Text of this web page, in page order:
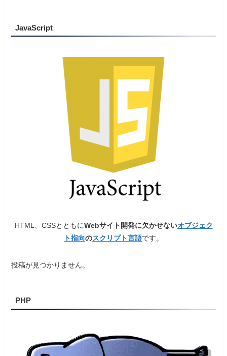
JavaScript
HTML、CSSとともにWebサイト開発に欠かせないオブジェク
ト指向のスクリプト言語です。
投稿が見つかりません。
PHP